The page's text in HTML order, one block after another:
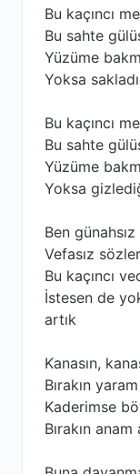
Bu kaçıncı
Bu sahte
Yüzüme
Yoksa
Bu kaçıncı
Bu sahte
Yüzüme
Yoksa
Ben
Vefasız
Bu kaçıncı
İstesen de
artık
Kanasın,
Bırakın
Kaderimse
Bırakın anam